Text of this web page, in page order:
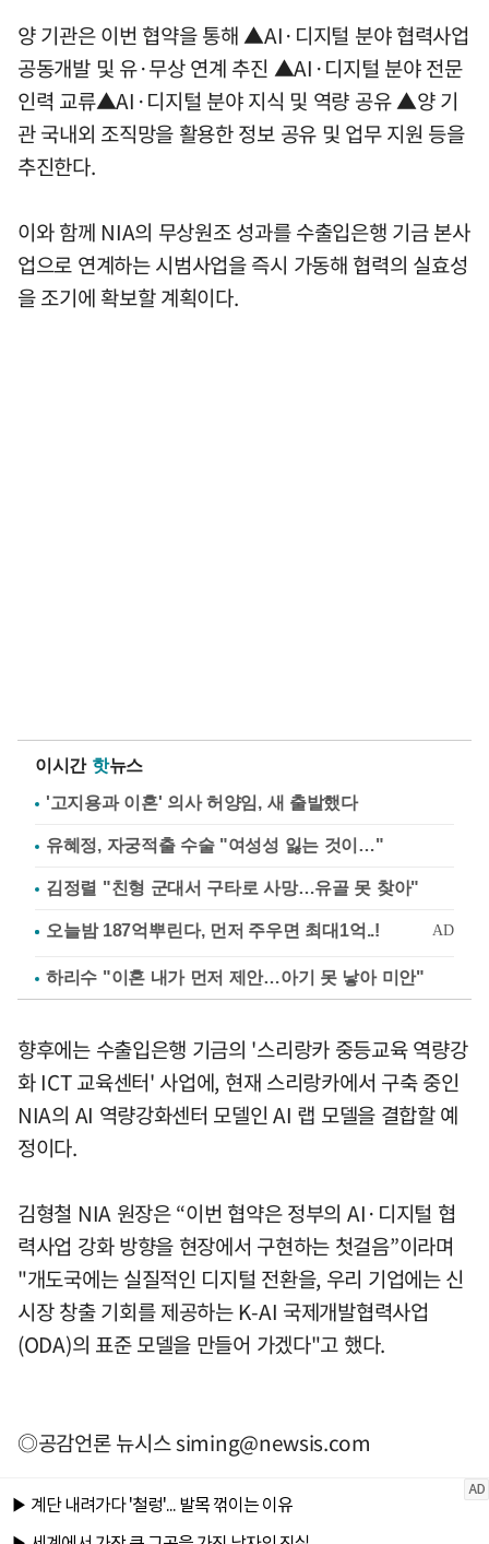
양 기관은 이번 협약을 통해 ▲AI·디지털 분야 협력사업
공동개발 및 유·무상 연계 추진 ▲AI·디지털 분야 전문
인력 교류▲AI·디지털 분야 지식 및 역량 공유 ▲양 기
관 국내외 조직망을 활용한 정보 공유 및 업무 지원 등을
추진한다.
이와 함께 NIA의 무상원조 성과를 수출입은행 기금 본사
업으로 연계하는 시범사업을 즉시 가동해 협력의 실효성
을 조기에 확보할 계획이다.
이시간 핫뉴스
'고지용과 이혼' 의사 허양임, 새 출발했다
유혜정, 자궁적출 수술 "여성성 잃는 것이…"
김정렬 "친형 군대서 구타로 사망…유골 못 찾아"
하리수 "이혼 내가 먼저 제안…아기 못 낳아 미안"
향후에는 수출입은행 기금의 '스리랑카 중등교육 역량강
화 ICT 교육센터' 사업에, 현재 스리랑카에서 구축 중인
NIA의 AI 역량강화센터 모델인 AI 랩 모델을 결합할 예
정이다.
김형철 NIA 원장은 “이번 협약은 정부의 AI·디지털 협
력사업 강화 방향을 현장에서 구현하는 첫걸음”이라며
"개도국에는 실질적인 디지털 전환을, 우리 기업에는 신
시장 창출 기회를 제공하는 K-AI 국제개발협력사업
(ODA)의 표준 모델을 만들어 가겠다"고 했다.
◎공감언론 뉴시스siming@newsis.com